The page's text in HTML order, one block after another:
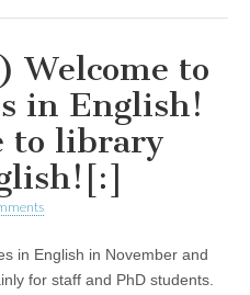
Welcome to
in English!
to library
in English in November and
for staff and PhD students.